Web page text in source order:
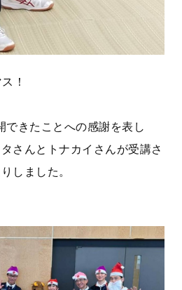
ス！
できたことへの感謝を表し
さんとトナカイさんが受講さ
しました。